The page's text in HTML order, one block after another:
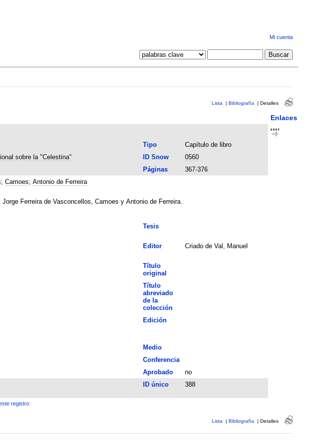
Mi cuenta
Lista | Bibliografía | Detalles
Enlaces
Tipo
Capítulo de libro
sobre la "Celestina" ID Snow
0560
Páginas
367-376
; Camoes; Antonio de Ferreira
Ferreira de Vasconcellos, Camoes y Antonio de Ferreira.
Tesis
Editor Criado de Val, Manuel
Título
original
Título
abreviado
de la
colección
Edición
Medio
Conferencia
Aprobado
no
ID único 388
registro
Lista | Bibliografía | Detalles